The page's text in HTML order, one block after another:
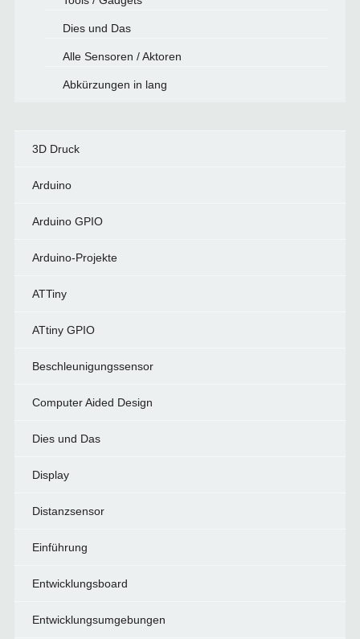
Dies und Das
Alle Sensoren / Aktoren
Abkürzungen in lang
3D Druck
Arduino
Arduino GPIO
Arduino-Projekte
ATTiny
ATtiny GPIO
Beschleunigungssensor
Computer Aided Design
Dies und Das
Display
Distanzsensor
Einführung
Entwicklungsboard
Entwicklungsumgebungen